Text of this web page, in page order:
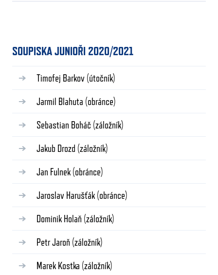
SOUPISKA JUNIOŘI 2020/2021
Timofej Barkov (útočník)
Jarmil Blahuta (obránce)
Sebastian Boháč (záložník)
Jakub Drozd (záložník)
Jan Fulnek (obránce)
Jaroslav Harušťák (obránce)
Dominik Holaň (záložník)
Petr Jaroň (záložník)
Marek Kostka (záložník)